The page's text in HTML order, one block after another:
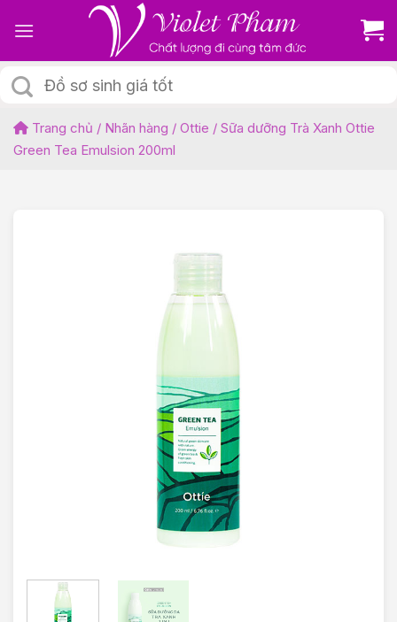
Tìm
kiếm:
Trang chủ / Nhãn hàng / Ottie / Sữa dưỡng Trà Xanh Ottie
Green Tea Emulsion 200ml